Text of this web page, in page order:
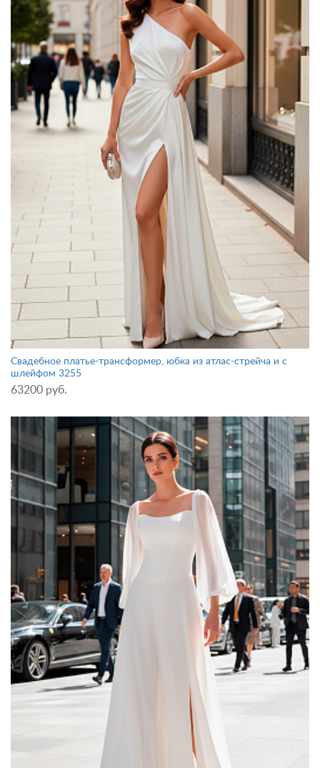
Свадебное платье-трансформер, юбка из атлас-стрейча и с
шлейфом 3255
63200 руб.